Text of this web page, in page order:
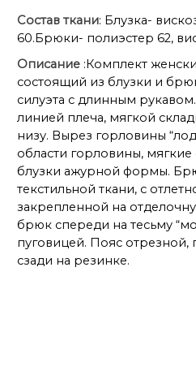
Состав ткани: Блузка-
60.Брюки- полиэстер 62,
Описание :Комплект
состоящий из блузки и
силуэта с длинным
линией плеча, мягкой
низу. Вырез горловины
области горловины,
блузки ажурной формы.
текстильной ткани, с
закрепленной на
брюк спереди на тесьму
пуговицей. Пояс отрезной,
сзади на резинке.